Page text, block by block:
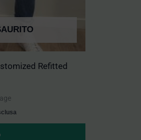
Refitted